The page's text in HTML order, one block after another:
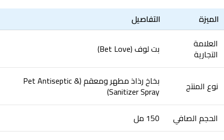
الميزة
التفاصيل
العلامة
التجارية بت لوف (Bet Love)
نوع المنتج بخاخ رذاذ مطهر ومعقم (Pet Antiseptic &
Sanitizer Spray)
الحجم الصافي
150 مل